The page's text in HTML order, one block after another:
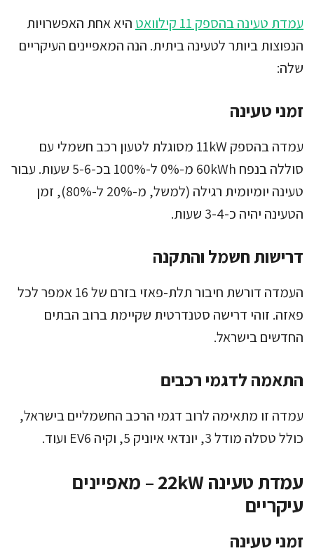
עמדת טעינה בהספק 11 קילוואט
היא אחת האפשרויות
הנפוצות ביותר לטעינה ביתית. הנה המאפיינים העיקריים
שלה:
זמני טעינה
עמדה בהספק 11kW מסוגלת לטעון רכב חשמלי עם
סוללה בנפח 60kWh מ-0% ל-100% בכ-5-6 שעות. עבור
טעינה יומיומית רגילה (למשל, מ-20% ל-80%), זמן
הטעינה יהיה כ-3-4 שעות.
דרישות חשמל והתקנה
העמדה דורשת חיבור תלת-פאזי בזרם של 16 אמפר לכל
פאזה. זוהי דרישה סטנדרטית שקיימת ברוב הבתים
החדשים בישראל.
התאמה לדגמי רכבים
עמדה זו מתאימה לרוב דגמי הרכב החשמליים בישראל,
כולל טסלה מודל 3, יונדאי איוניק 5, וקיה EV6 ועוד.
עמדת טעינה 22kW – מאפיינים
עיקריים
זמני טעינה